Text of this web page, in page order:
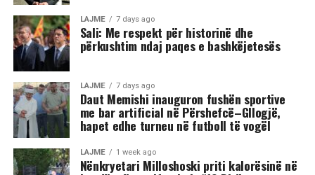
LAJME 7 days ago
Sali: Me respekt për historinë dhe
përkushtim ndaj paqes e bashkëjetesës
LAJME 7 days ago
Daut Memishi inauguron fushën sportive
me bar artificial në Përshefcë–Gllogjë,
hapet edhe turneu në futboll të vogël
LAJME 1 week ago
Nënkryetari Milloshoski priti kalorësinë në